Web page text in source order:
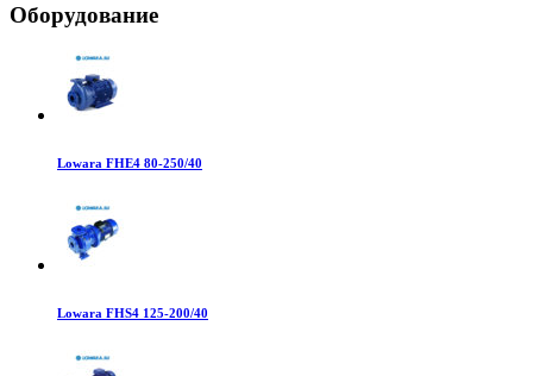
Оборудование
Lowara FHE4 80-250/40
Lowara FHS4 125-200/40